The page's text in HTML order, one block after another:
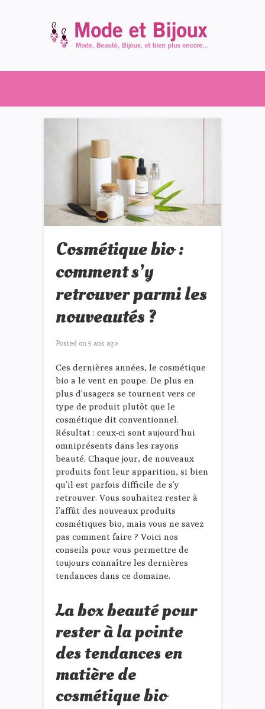
Cosmétique bio :
comment s’y
retrouver parmi les
nouveautés ?
Posted on 5 ans ago
Ces dernières années, le cosmétique
bio a le vent en poupe. De plus en
plus d’usagers se tournent vers ce
type de produit plutôt que le
cosmétique dit conventionnel.
Résultat : ceux-ci sont aujourd’hui
omniprésents dans les rayons
beauté. Chaque jour, de nouveaux
produits font leur apparition, si bien
qu’il est parfois difficile de s’y
retrouver. Vous souhaitez rester à
l’affût des nouveaux produits
cosmétiques bio, mais vous ne savez
pas comment faire ? Voici nos
conseils pour vous permettre de
toujours connaître les dernières
tendances dans ce domaine.
La box beauté pour
rester à la pointe
des tendances en
matière de
cosmétique bio